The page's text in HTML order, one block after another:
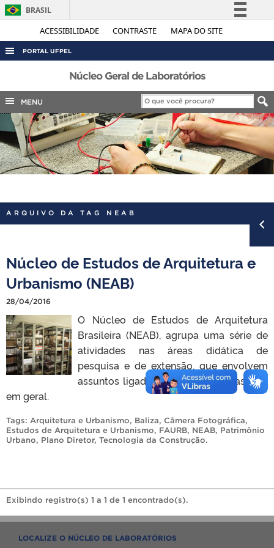
ACESSIBILIDADE CONTRASTE MAPA DO SITE
BRASIL
Simplifique!
Legislação
Canais
PORTAL UFPEL
ACESSO À INFORMAÇÃO
AUDITORIA
COBALTO
CONCURSOS
EDITAIS
INTERNACIONAL
PORTARIAS
Núcleo Geral de Laboratórios
MENU
ARQUIVO DA TAG NEAB
Núcleo de Estudos de Arquitetura e
Urbanismo (NEAB)
28/04/2016
O Núcleo de Estudos de Arquitetura
Brasileira (NEAB), agrupa uma série de
atividades nas áreas didática de
pesquisa e de extensão, que envolvem
assuntos ligados à arquitetura brasileira
em geral.
Tags: Arquitetura e Urbanismo, Baliza, Câmera Fotográfica,
Estudos de Arquitetura e Urbanismo, FAURB, NEAB, Patrimônio
Urbano, Plano Diretor, Tecnologia da Construção.
Exibindo registro(s) 1 a 1 de 1 encontrado(s).
LOCALIZE O NÚCLEO DE LABORATÓRIOS